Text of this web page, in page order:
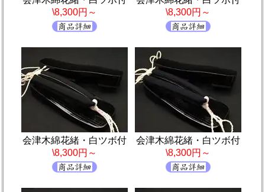
\8,300円～
\8,300円～
会津木綿花緒・白ツボ付
\8,300円～
会津木綿花緒・白ツボ付
\8,300円～